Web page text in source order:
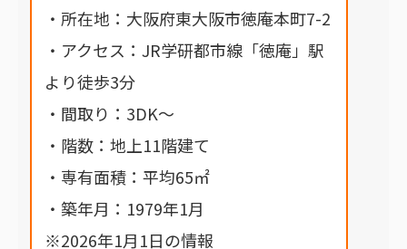
・所在地：大阪府東大阪市徳庵本町7-2
・アクセス：JR学研都市線「徳庵」駅
より徒歩3分
・間取り：3DK～
・階数：地上11階建て
・専有面積：平均65㎡
・築年月：1979年1月
※2026年1月1日の情報